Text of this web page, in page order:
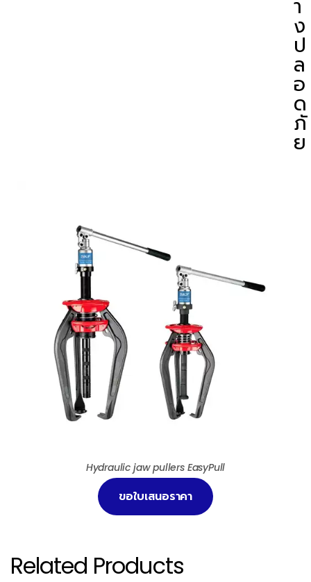
า
ง
ป
ล
อ
ด
ภั
ย
Hydraulic jaw pullers EasyPull
ขอใบเสนอราคา
Related Products